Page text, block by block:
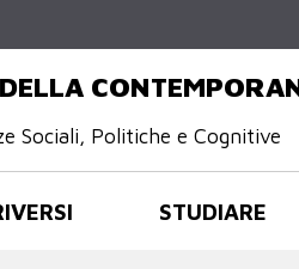
Sociali, Politiche e Cognitive
STUDIARE